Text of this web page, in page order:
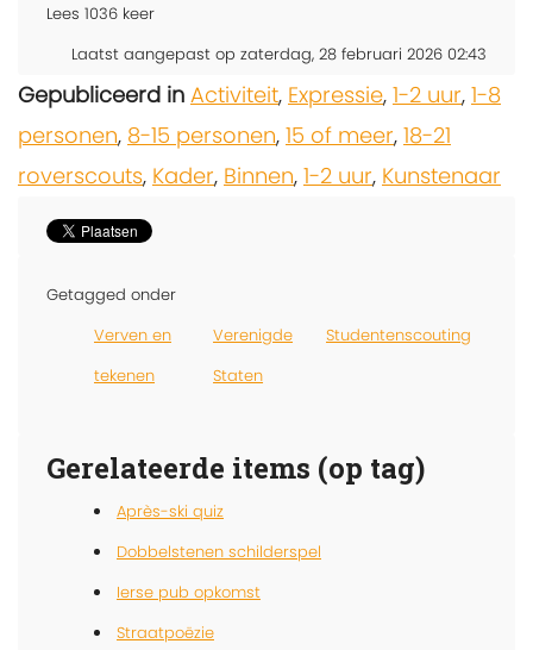
Lees 1036 keer
Laatst aangepast op zaterdag, 28 februari 2026 02:43
Gepubliceerd in Activiteit, Expressie, 1-2 uur, 1-8
personen, 8-15 personen, 15 of meer, 18-21
roverscouts, Kader, Binnen, 1-2 uur, Kunstenaar
Getagged onder
Verven en
tekenen
Verenigde
Staten
Studentenscouting
Gerelateerde items (op tag)
Après-ski quiz
Dobbelstenen schilderspel
Ierse pub opkomst
Straatpoëzie